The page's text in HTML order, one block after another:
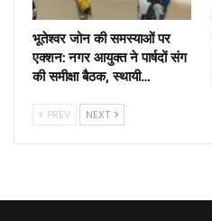
भूतेश्वर जोन की समस्याओं पर
एक्शन: नगर आयुक्त ने पार्षदों संग
की समीक्षा बैठक, स्थायी…
PREV NEXT